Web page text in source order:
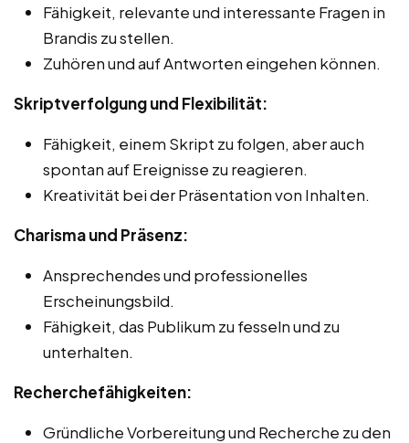
Fähigkeit, relevante und interessante Fragen in
Brandis zu stellen.
Zuhören und auf Antworten eingehen können.
Skriptverfolgung und Flexibilität:
Fähigkeit, einem Skript zu folgen, aber auch
spontan auf Ereignisse zu reagieren.
Kreativität bei der Präsentation von Inhalten.
Charisma und Präsenz:
Ansprechendes und professionelles
Erscheinungsbild.
Fähigkeit, das Publikum zu fesseln und zu
unterhalten.
Recherchefähigkeiten:
Gründliche Vorbereitung und Recherche zu den